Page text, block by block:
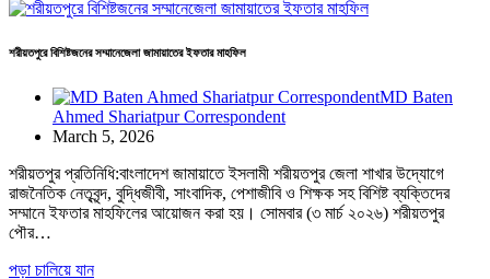
শরীয়তপুরে বিশিষ্টজনের সম্মানেজেলা জামায়াতের ইফতার মাহফিল
MD Baten
Ahmed Shariatpur Correspondent
March 5, 2026
শরীয়তপুর প্রতিনিধি:বাংলাদেশ জামায়াতে ইসলামী শরীয়তপুর জেলা শাখার উদ্যোগে
রাজনৈতিক নেতৃবৃন্দ, বুদ্ধিজীবী, সাংবাদিক, পেশাজীবি ও শিক্ষক সহ বিশিষ্ট ব্যক্তিদের
সম্মানে ইফতার মাহফিলের আয়োজন করা হয়। সোমবার (৩ মার্চ ২০২৬) শরীয়তপুর
পৌর…
পড়া চালিয়ে যান